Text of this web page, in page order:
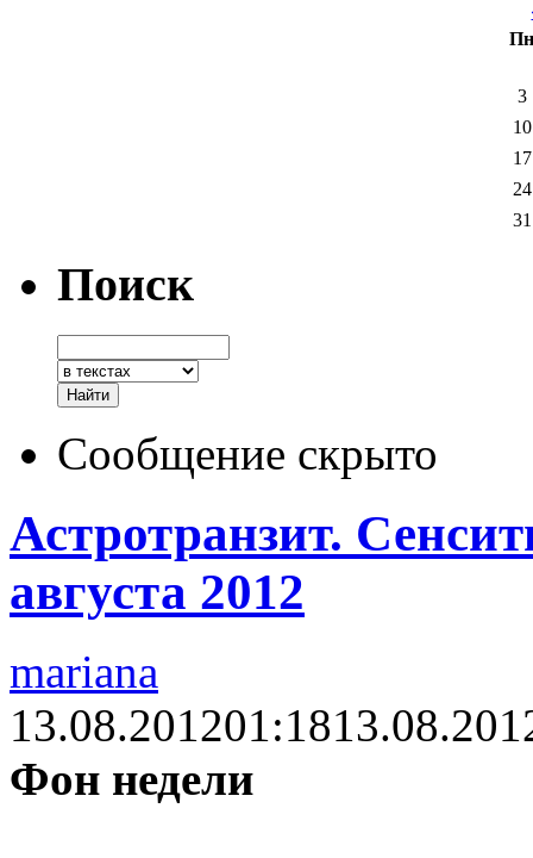
3
10
17
24
31
Поиск
Сообщение скрыто
Астротранзит.
августа 2012
mariana
13.08.201201:18
Фон недели